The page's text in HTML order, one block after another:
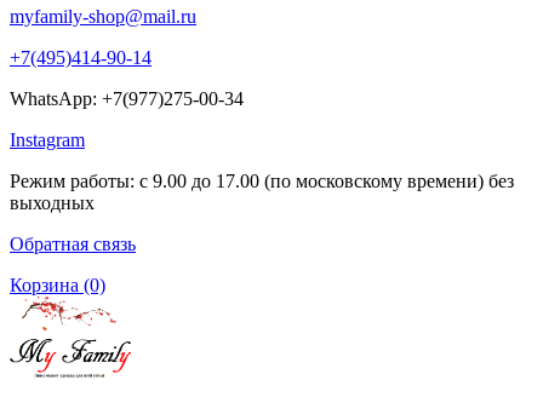
myfamily-shop@mail.ru
+7(495)414-90-14
WhatsApp: +7(977)275-00-34
Instagram
Режим работы: с 9.00 до 17.00 (по московскому времени) без
выходных
Обратная связь
Корзина (0)